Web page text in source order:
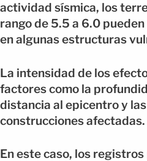
actividad sísmica, los
rango de 5.5 a 6.0
en algunas estructuras
La intensidad de los
factores como la
distancia al epicentro y
construcciones afectadas.
En este caso, los